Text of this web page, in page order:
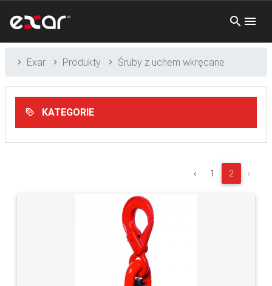
Exar Produkty Śruby z uchem wkręcane
KATEGORIE
‹ 1 2 ›